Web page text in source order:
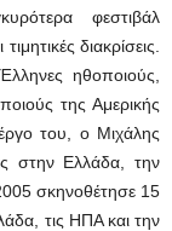
φεστιβάλ
διακρίσεις.
ηθοποιούς,
της Αμερικής
του, ο Μιχάλης
στην Ελλάδα, την
σκηνοθέτησε 15
τις ΗΠΑ και την